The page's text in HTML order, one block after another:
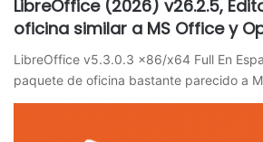
LibreOffice (2026) v26.2.5,
oficina similar a MS Office y
LibreOffice v5.3.0.3 x86/x64 Full En
paquete de oficina bastante parecido a